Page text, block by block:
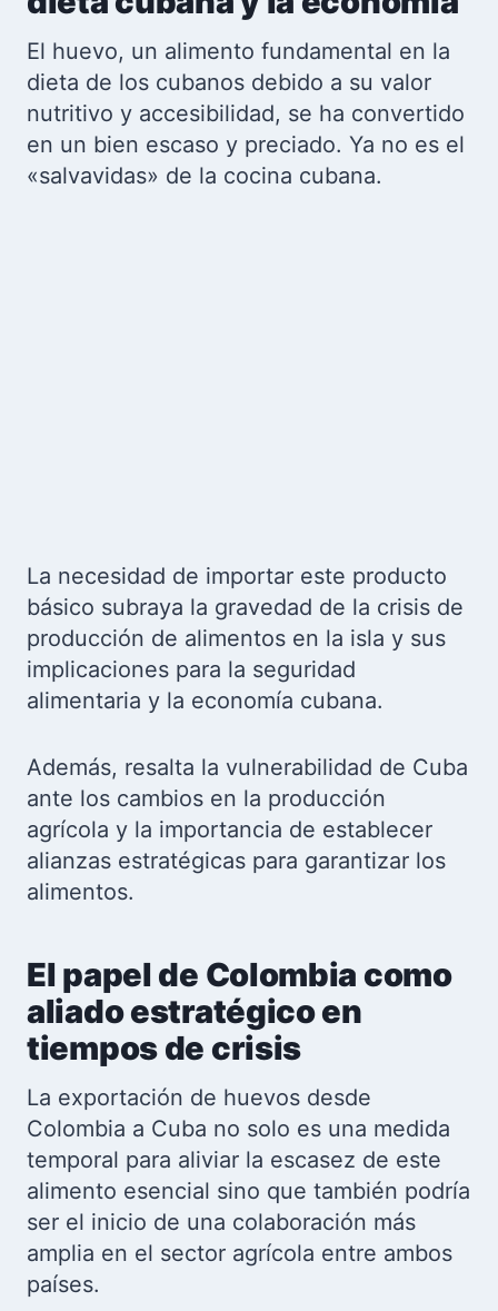
El huevo, un alimento fundamental en la
dieta de los cubanos debido a su valor
nutritivo y accesibilidad, se ha convertido
en un bien escaso y preciado. Ya no es el
«salvavidas» de la cocina cubana.
La necesidad de importar este producto
básico subraya la gravedad de la crisis de
producción de alimentos en la isla y sus
implicaciones para la seguridad
alimentaria y la economía cubana.
Además, resalta la vulnerabilidad de Cuba
ante los cambios en la producción
agrícola y la importancia de establecer
alianzas estratégicas para garantizar los
alimentos.
El papel de Colombia como
aliado estratégico en
tiempos de crisis
La exportación de huevos desde
Colombia a Cuba no solo es una medida
temporal para aliviar la escasez de este
alimento esencial sino que también podría
ser el inicio de una colaboración más
amplia en el sector agrícola entre ambos
países.